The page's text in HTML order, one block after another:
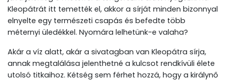
Kleopátrát itt temették el, akkor a sírját minden bizonnyal
elnyelte egy természeti csapás és befedte több
méternyi üledékkel. Nyomára lelhetünk-e valaha?
Akár a víz alatt, akár a sivatagban van Kleopátra sírja,
annak megtalálása jelenthetné a kulcsot rendkívüli élete
utolsó titkaihoz. Kétség sem férhet hozzá, hogy a királynő